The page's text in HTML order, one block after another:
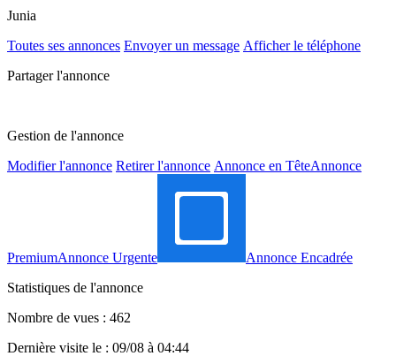
Junia
Toutes ses annonces Envoyer un message Afficher le téléphone
Partager l'annonce
Gestion de l'annonce
Modifier l'annonce Retirer l'annonce Annonce en TêteAnnonce
PremiumAnnonce Urgente
Annonce Encadrée
Statistiques de l'annonce
Nombre de vues : 462
Dernière visite le : 09/08 à 04:44